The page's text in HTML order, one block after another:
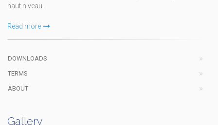
haut niveau.
Read more
DOWNLOADS
TERMS
ABOUT
Gallery